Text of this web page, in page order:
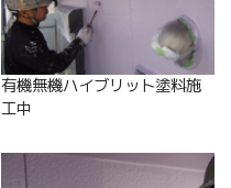
有機無機ハイブリット塗料施
工中